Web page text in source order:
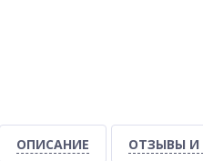
ОПИСАНИЕ ОТЗЫВЫ И